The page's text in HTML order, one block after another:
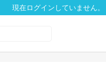
現在ログインしていません。